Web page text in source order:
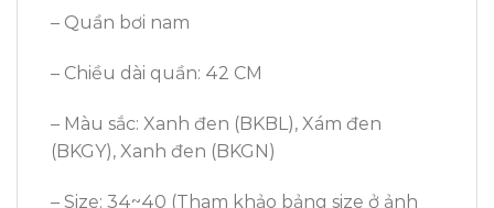
– Quần bơi nam
– Chiều dài quần: 42 CM
– Màu sắc: Xanh đen (BKBL), Xám đen
(BKGY), Xanh đen (BKGN)
– Size: 34~40 (Tham khảo bảng size ở ảnh